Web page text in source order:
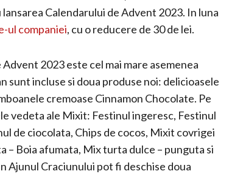
Calendarului de Advent 2023. In luna
ul companiei, cu o reducere de 30 de lei.
2023 este cel mai mare asemenea
sunt incluse si doua produse noi: delicioasele
cremoase Cinnamon Chocolate. Pe
vedeta ale Mixit: Festinul ingeresc, Festinul
de ciocolata, Chips de cocos, Mixit covrigei
– Boia afumata, Mix turta dulce – punguta si
Ajunul Craciunului pot fi deschise doua